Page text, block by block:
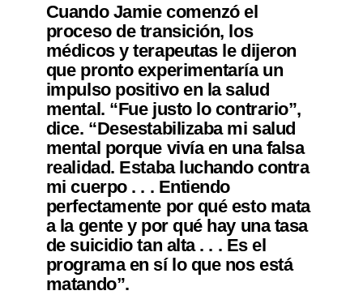
Cuando Jamie comenzó el
proceso de transición, los
médicos y terapeutas le dijeron
que pronto experimentaría un
impulso positivo en la salud
mental. “Fue justo lo contrario”,
dice. “Desestabilizaba mi salud
mental porque vivía en una falsa
realidad. Estaba luchando contra
mi cuerpo . . . Entiendo
perfectamente por qué esto mata
a la gente y por qué hay una tasa
de suicidio tan alta . . . Es el
programa en sí lo que nos está
matando”.